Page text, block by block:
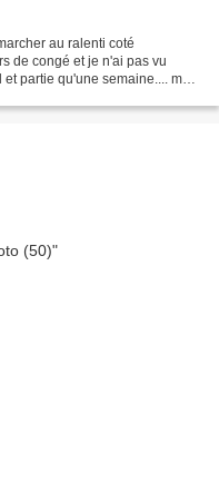
au ralenti coté
de congé et je n'ai pas vu
partie qu'une semaine.... mais